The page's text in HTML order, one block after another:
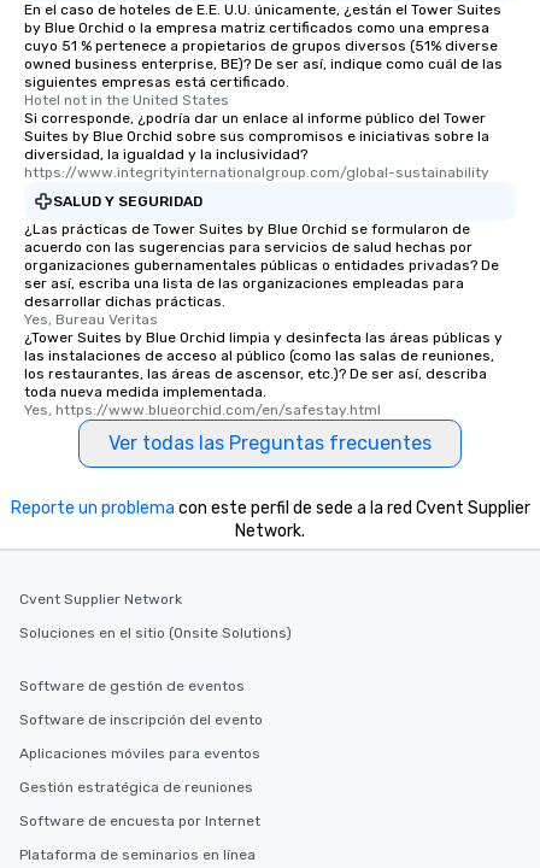
En el caso de hoteles de E.E. U.U. únicamente, ¿están el Tower Suites
by Blue Orchid o la empresa matriz certificados como una empresa
cuyo 51 % pertenece a propietarios de grupos diversos (51% diverse
owned business enterprise, BE)? De ser así, indique como cuál de las
siguientes empresas está certificado.
Hotel not in the United States
Si corresponde, ¿podría dar un enlace al informe público del Tower
Suites by Blue Orchid sobre sus compromisos e iniciativas sobre la
diversidad, la igualdad y la inclusividad?
https://www.integrityinternationalgroup.com/global-sustainability
SALUD Y SEGURIDAD
¿Las prácticas de Tower Suites by Blue Orchid se formularon de
acuerdo con las sugerencias para servicios de salud hechas por
organizaciones gubernamentales públicas o entidades privadas? De
ser así, escriba una lista de las organizaciones empleadas para
desarrollar dichas prácticas.
Yes, Bureau Veritas
¿Tower Suites by Blue Orchid limpia y desinfecta las áreas públicas y
las instalaciones de acceso al público (como las salas de reuniones,
los restaurantes, las áreas de ascensor, etc.)? De ser así, describa
toda nueva medida implementada.
Yes, https://www.blueorchid.com/en/safestay.html
Ver todas las Preguntas frecuentes
Reporte un problema con este perfil de sede a la red Cvent Supplier
Network.
Cvent Supplier Network
Soluciones en el sitio (Onsite Solutions)
Software de gestión de eventos
Software de inscripción del evento
Aplicaciones móviles para eventos
Gestión estratégica de reuniones
Software de encuesta por Internet
Plataforma de seminarios en línea